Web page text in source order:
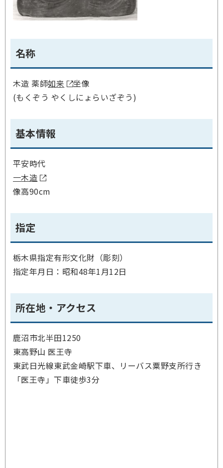
名称
木造 薬師如来
坐像
(もくぞう やくしにょらいざぞう)
基本情報
平安時代
一木造
像高90cm
指定
栃木県指定有形文化財（彫刻）
指定年月日：昭和48年1月12日
所在地・アクセス
鹿沼市北半田1250
東高野山 医王寺
東武日光線東武金崎駅下車、リーバス粟野支所行き
「医王寺」下車徒歩3分